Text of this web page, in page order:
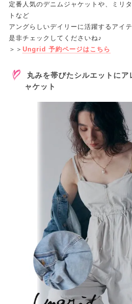
定番人気のデニムジャケットや、ミリ
トなど
アングらしいデイリーに活躍するアイ
是非チェックしてくださいね♪
＞＞ Ungrid 予約ページはこちら
丸みを帯びたシルエットに
ャケット